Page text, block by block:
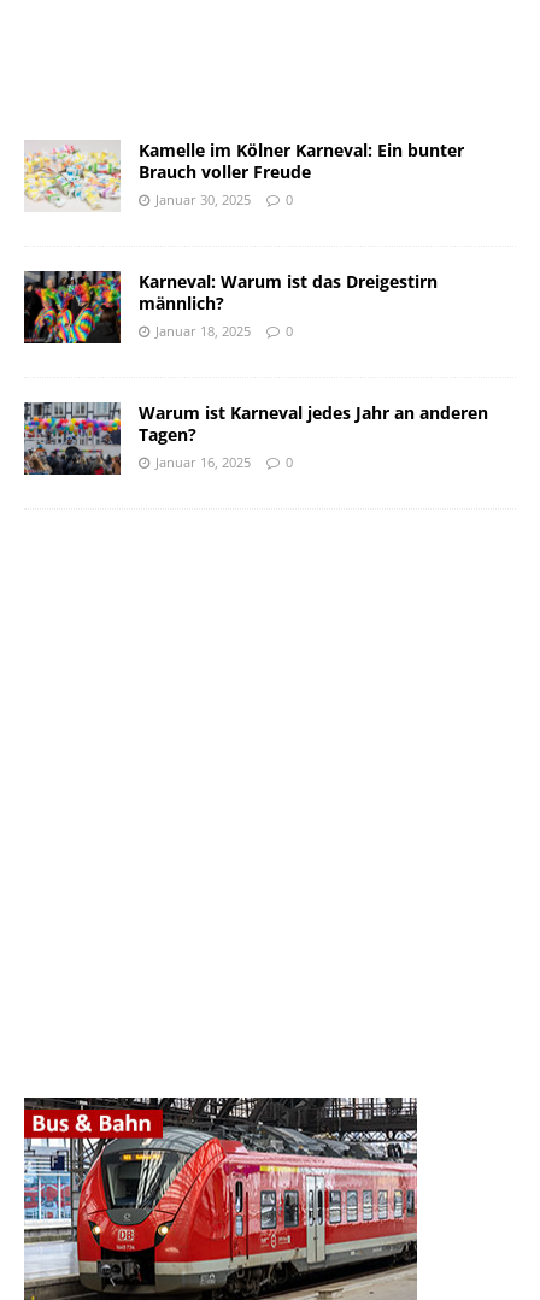
Kamelle im Kölner Karneval: Ein bunter
Brauch voller Freude
Januar 30, 2025 0
Karneval: Warum ist das Dreigestirn
männlich?
Januar 18, 2025 0
Warum ist Karneval jedes Jahr an anderen
Tagen?
Januar 16, 2025 0